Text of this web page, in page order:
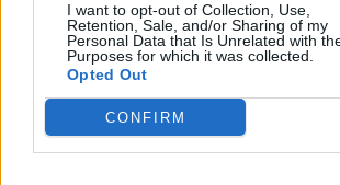
I want to opt-out of Collection, Use,
Retention, Sale, and/or Sharing of my
Personal Data that Is Unrelated with
Purposes for which it was collected.
Opted Out
CONFIRM
αύξηση κερδοφορίας
στη φετινή Eurovision
20.05.2026
Οδηγός